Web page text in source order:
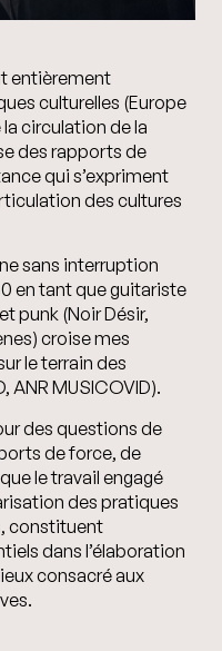
entièrement
culturelles (Europe
la circulation de la
des rapports de
qui s’expriment
des cultures
sans interruption
en tant que guitariste
punk (Noir Désir,
croise mes
le terrain des
ANR MUSICOVID).
des questions de
de force, de
le travail engagé
des pratiques
constituent
dans l’élaboration
consacré aux